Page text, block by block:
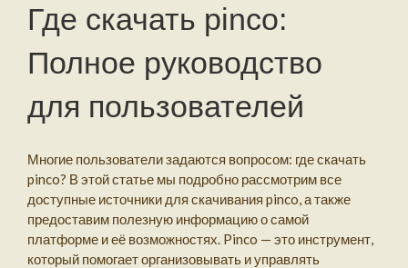
Где скачать pinco:
Полное руководство
для пользователей
Многие пользователи задаются вопросом: где скачать
pinco? В этой статье мы подробно рассмотрим все
доступные источники для скачивания pinco, а также
предоставим полезную информацию о самой
платформе и её возможностях. Pinco — это инструмент,
который помогает организовывать и управлять